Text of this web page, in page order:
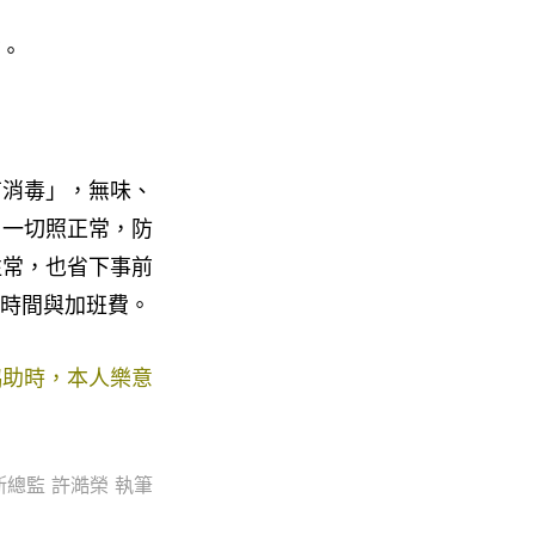
毒」，無味、
一切照正常， 防
， 也省下事前
時間與加班費 。
時，本人樂意
總監 許澔榮 執筆